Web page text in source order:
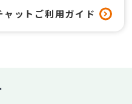
ャットご利用ガイド